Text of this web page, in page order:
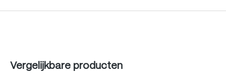
Produktgalerie überspringen
Vergelijkbare producten